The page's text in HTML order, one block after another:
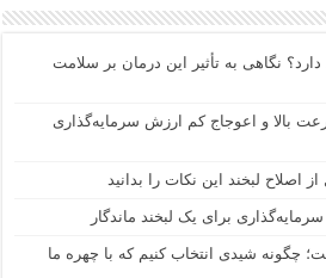
دارد؟ نگاهی به تأثیر این درمان بر سلامت
بالا و اعوجاج کم ارزش سرمایه‌گذاری
اصلاح لبخند این نکات را بدانید
برای یک لبخند ماندگار
چگونه شیدی انتخاب کنیم که با چهره ما